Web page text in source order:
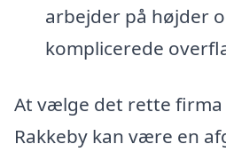
arbejder på højder
komplicerede
At vælge det rette firma
Rakkeby kan være en